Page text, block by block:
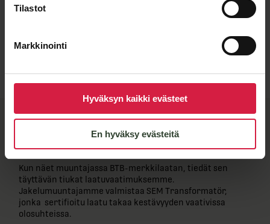
Tilastot
Markkinointi
Hyväksyn kaikki evästeet
En hyväksy evästeitä
Lähetä viesti
BTB-​laatu ja joustavat
valmistuskumppanit
Kun näet muuntajassa BTB-​merkkilaatan, tiedät sen
täyttävän tiukat laatuvaatimuksemme.
Jakelumuuntajamme valmistaa SEM Transformatör,
jonka sertifioitu laatu takaa kestävyyden vaativissa
olosuhteissa.